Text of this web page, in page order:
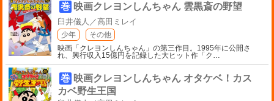
巻 映画クレヨンしんちゃん 雲黒斎の野望
臼井儀人／高田ミレイ
少年
その他
映画「クレヨンしんちゃん」の第三作目。1995年に公開さ
れ、興行収入15億円を記録した大ヒット作「ク
巻 映画クレヨンしんちゃん オタケベ！カス
カベ野生王国